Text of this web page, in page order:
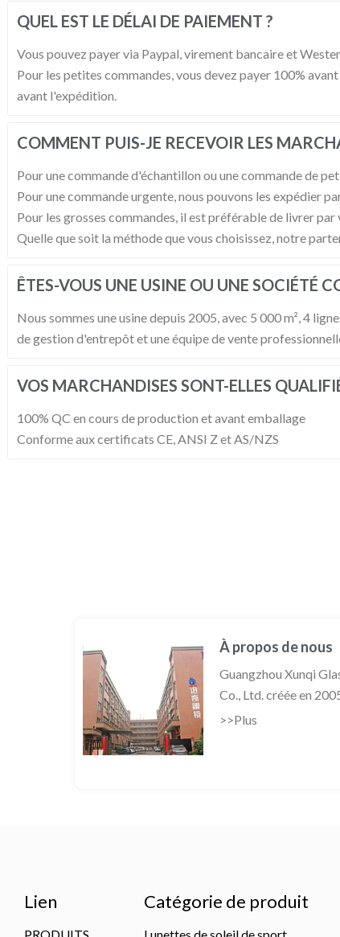
QUEL EST LE DÉLAI DE PAIEMENT ?
Vous pouvez payer via Paypal, virement bancaire et
Pour les petites commandes, vous devez payer 100%
avant l'expédition.
COMMENT PUIS-JE RECEVOIR LES
Pour une commande d'échantillon ou une commande de
Pour une commande urgente, nous pouvons les expédier
Pour les grosses commandes, il est préférable de livrer
Quelle que soit la méthode que vous choisissez, notre
ÊTES-VOUS UNE USINE OU UNE SOCIÉTÉ
Nous sommes une usine depuis 2005, avec 5 000 m², 4
de gestion d'entrepôt et une équipe de vente
VOS MARCHANDISES SONT-ELLES
100% QC en cours de production et avant emballage
Conforme aux certificats CE, ANSI Z et AS/NZS
À propos de nous
Guangzhou Xunqi
Co., Ltd. créée en
>>Plus
Lien Catégorie de produit